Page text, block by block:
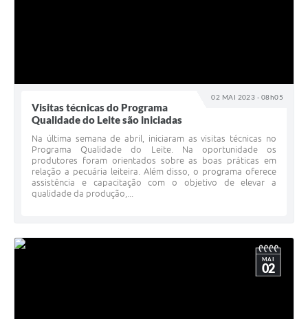
02 MAI 2023 - 08h05
Visitas técnicas do Programa
Qualidade do Leite são iniciadas
Na última semana de abril, iniciaram as visitas técnicas no
Programa Qualidade do Leite. Na oportunidade os
produtores foram orientados sobre as boas práticas em
relação a pecuária leiteira. Além disso, o programa oferece
assistência e capacitação com o objetivo de elevar a
qualidade da produção,...
MAI
02